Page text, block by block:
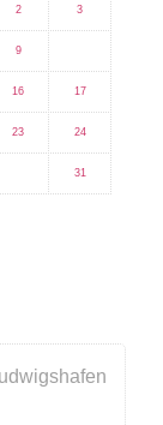
2 3
9
16 17
23 24
31